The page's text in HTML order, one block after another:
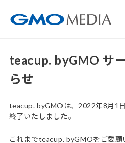
teacup. byGMO サ
らせ
teacup. byGMOは、2022年8月1
終了いたしました。
これまでteacup. byGMOをご愛